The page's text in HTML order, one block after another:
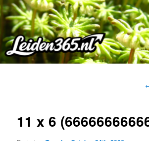
Skip
to
primary
content
11 x 6